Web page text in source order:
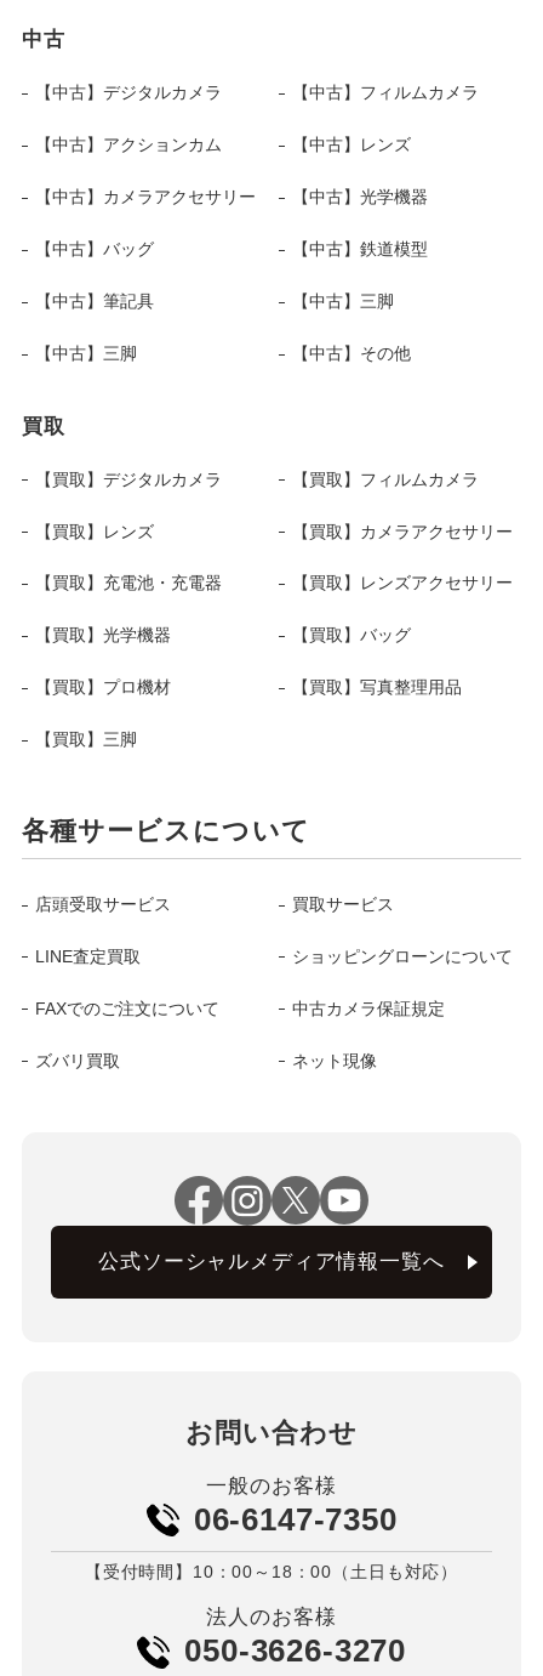
中古
【中古】デジタルカメラ 【中古】フィルムカメラ
【中古】アクションカム 【中古】レンズ
【中古】カメラアクセサリー 【中古】光学機器
【中古】バッグ 【中古】鉄道模型
【中古】筆記具 【中古】三脚
【中古】三脚 【中古】その他
買取
【買取】デジタルカメラ 【買取】フィルムカメラ
【買取】レンズ 【買取】カメラアクセサリー
【買取】充電池・充電器 【買取】レンズアクセサリー
【買取】光学機器 【買取】バッグ
【買取】プロ機材 【買取】写真整理用品
【買取】三脚
各種サービスについて
店頭受取サービス 買取サービス
LINE査定買取 ショッピングローンについて
FAXでのご注文について 中古カメラ保証規定
ズバリ買取 ネット現像
公式ソーシャルメディア情報一覧へ
お問い合わせ
一般のお客様
06-6147-7350
【受付時間】10：00～18：00（土日も対応）
法人のお客様
050-3626-3270